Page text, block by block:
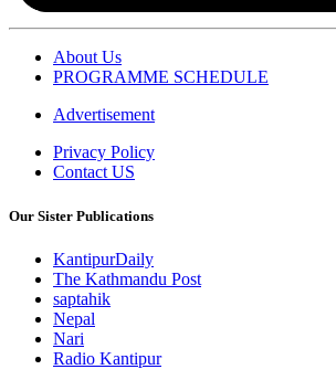
About Us
PROGRAMME SCHEDULE
Advertisement
Privacy Policy
Contact US
Our Sister Publications
KantipurDaily
The Kathmandu Post
saptahik
Nepal
Nari
Radio Kantipur